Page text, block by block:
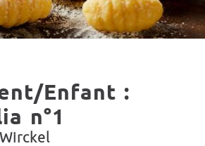
Enfant :
n°1